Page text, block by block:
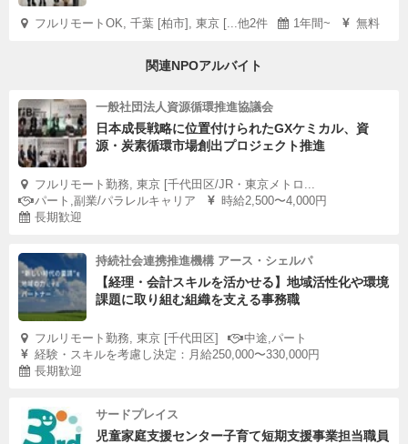
フルリモートOK, 千葉 [柏市], 東京 [...他2件 1年間~ 無料
関連NPOアルバイト
一般社団法人資源循環推進協議会
日本成長戦略に位置付けられたGXケミカル、資
源・炭素循環市場創出プロジェクト推進
フルリモート勤務, 東京 [千代田区/JR・東京メトロ...
パート,副業/パラレルキャリア
時給2,500〜4,000円
長期歓迎
持続社会連携推進機構 アース・シェルパ
【経理・会計スキルを活かせる】地域活性化や環境
課題に取り組む組織を支える事務職
フルリモート勤務, 東京 [千代田区]
中途,パート
経験・スキルを考慮し決定：月給250,000〜330,000円
長期歓迎
サードプレイス
児童家庭支援センター子育て短期支援事業担当職員